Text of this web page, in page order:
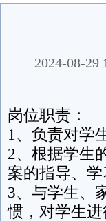
2024-08-29
岗位职责：
1、负责对学
2、根据学生
案的指导、
3、与学生、
惯，对学生进